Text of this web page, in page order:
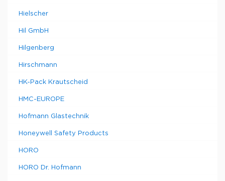
Hielscher
Hil GmbH
Hilgenberg
Hirschmann
HK-Pack Krautscheid
HMC-EUROPE
Hofmann Glastechnik
Honeywell Safety Products
HORO
HORO Dr. Hofmann